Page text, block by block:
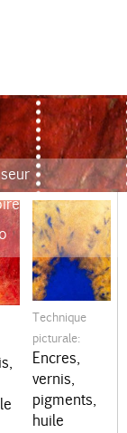
20210528
Technique
picturale:
Encres,
vernis,
pigments,
huile